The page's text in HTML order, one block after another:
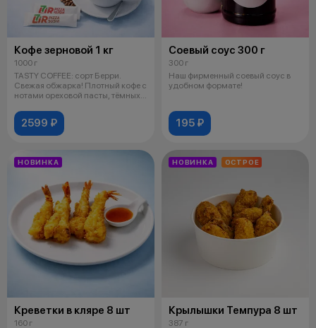
Кофе зерновой 1 кг
1000 г
TASTY COFFEE: сорт Берри.
Свежая обжарка! Плотный кофе с
нотами ореховой пасты, тёмных
2599 ₽
Соевый соус 300 г
300 г
Наш фирменный соевый соус в
удобном формате!
195 ₽
НОВИНКА
Креветки в кляре 8 шт
160 г
НОВИНКА ОСТРОЕ
Крылышки Темпура 8 шт
387 г